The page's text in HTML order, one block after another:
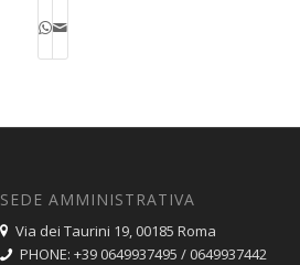
SEDE AMMINISTRATIVA
Via dei Taurini 19, 00185 Roma
PHONE: +39 0649937495 / 0649937442